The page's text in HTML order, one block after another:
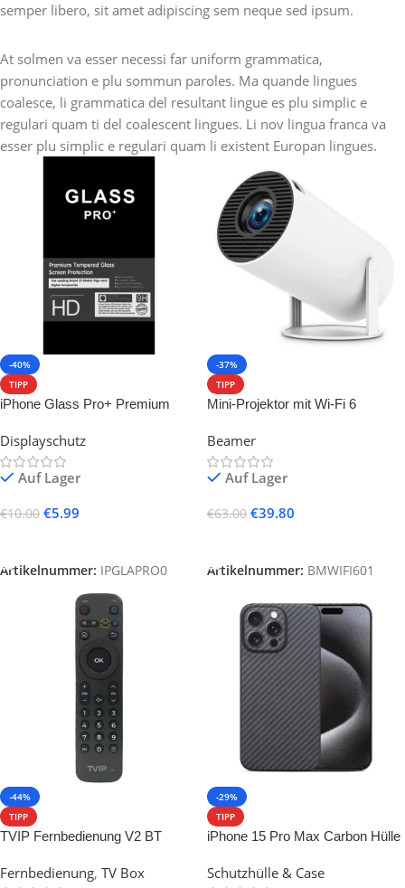
semper libero, sit amet adipiscing sem neque sed ipsum.
At solmen va esser necessi far uniform grammatica,
pronunciation e plu sommun paroles. Ma quande lingues
coalesce, li grammatica del resultant lingue es plu simplic e
regulari quam ti del coalescent lingues. Li nov lingua franca va
esser plu simplic e regulari quam li existent Europan lingues.
-40%
TIPP
iPhone Glass Pro+ Premium
Protector
Displayschutz
Auf Lager
€10.00 €5.99
Artikelnummer: IPGLAPRO0
-37%
TIPP
Mini-Projektor mit Wi-Fi 6
Beamer
Auf Lager
€63.00 €39.80
Artikelnummer: BMWIFI601
-44%
TIPP
TVIP Fernbedienung V2 BT
Fernbedienung, TV Box
-29%
TIPP
iPhone 15 Pro Max Carbon Hülle
Schutzhülle & Case